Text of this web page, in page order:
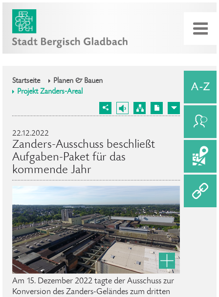
Startseite
Planen & Bauen
Projekt Zanders-Areal
22.12.2022
Zanders-Ausschuss beschließt
Aufgaben-Paket für das
kommende Jahr
Am 15. Dezember 2022 tagte der Ausschuss zur
Konversion des Zanders-Geländes zum dritten